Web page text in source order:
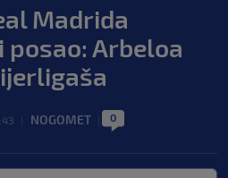
Madrida
Arbeloa
NOGOMET 0